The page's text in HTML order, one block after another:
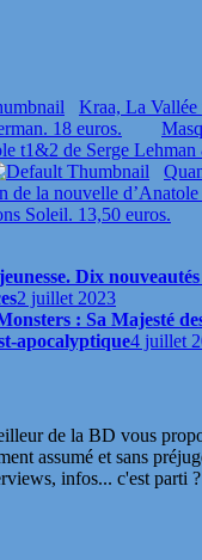
Kraa, La Vallée
18 euros.
t1&2 de Serge
de la nouvelle
Soleil. 13,50 euros.
Dix
2 juillet 2023
: Sa Majesté
apocalyptique4 juillet
de la BD vous
assumé et sans
infos... c'est parti